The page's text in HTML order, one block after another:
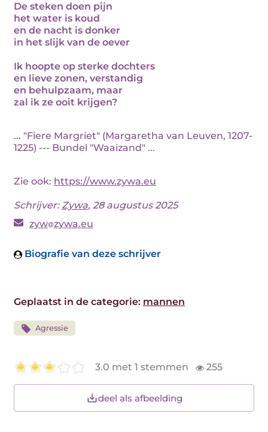
De steken doen pijn
het water is koud
en de nacht is donker
in het slijk van de oever
Ik hoopte op sterke dochters
en lieve zonen, verstandig
en behulpzaam, maar
zal ik ze ooit krijgen?
... "Fiere Margriet" (Margaretha van Leuven, 1207-
1225) --- Bundel "Waaizand" ...
Zie ook: https://www.zywa.eu
Schrijver:Zywa, 28 augustus 2025
zyw zywa.eu
Biografie van deze schrijver
Geplaatst in de categorie: mannen
Agressie
3.0 met 1 stemmen 255
deel als afbeelding